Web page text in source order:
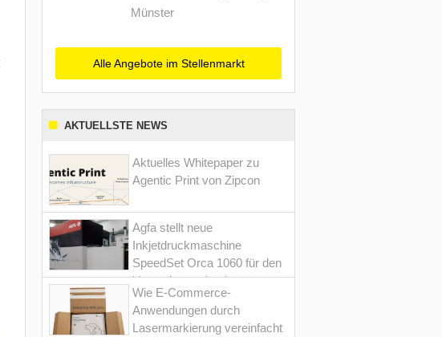
Münster
Alle Angebote im Stellenmarkt
AKTUELLSTE NEWS
Aktuelles Whitepaper zu
Agentic Print von Zipcon
Agfa stellt neue
Inkjetdruckmaschine
SpeedSet Orca 1060 für den
Verpackungsdruck vor
Wie E-Commerce-
Anwendungen durch
Lasermarkierung vereinfacht